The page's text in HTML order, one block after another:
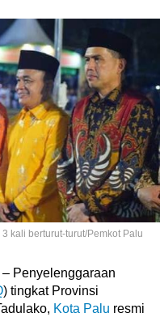
kali berturut-turut/Pemkot Palu
– Penyelenggaraan
) tingkat Provinsi
Kota Palu resmi